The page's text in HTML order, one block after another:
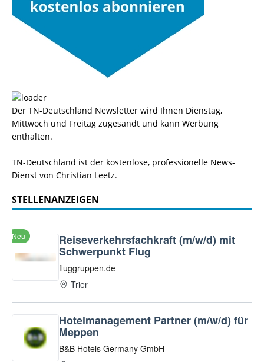
Der TN-Deutschland Newsletter wird Ihnen Dienstag,
Mittwoch und Freitag zugesandt und kann Werbung
enthalten.
TN-Deutschland ist der kostenlose, professionelle News-
Dienst von Christian Leetz.
STELLENANZEIGEN